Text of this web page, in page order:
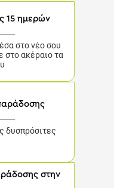
νέο σου φόρεμα,
τα χρήματα σου
περιοχές
στην